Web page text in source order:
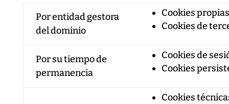
Por entidad gestora
del dominio
Cookies propias
Cookies de
Por su tiempo de
permanencia
Cookies de
Cookies
Cookies